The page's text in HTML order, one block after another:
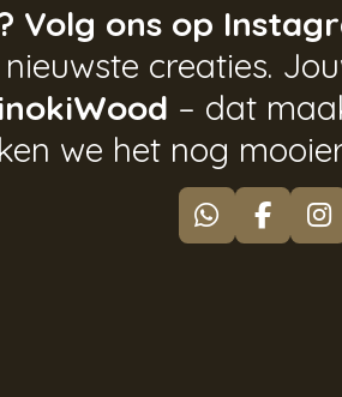
Volg ons op
creaties.
– dat
we het nog
W
h
F
a
I
n